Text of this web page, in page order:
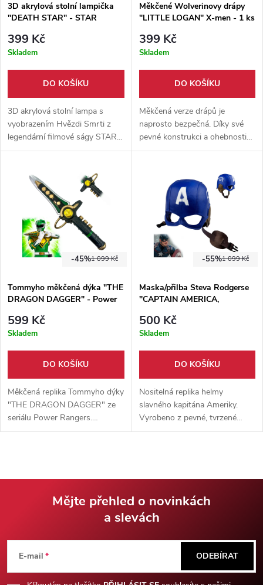
3D akrylová stolní lampička
"DEATH STAR" - STAR
399 Kč
Skladem
DO KOŠÍKU
3D akrylová stolní lampa s
vyobrazením Hvězdi Smrti z
legendární filmové ságy STAR
WARS. V balení naleznete
dálkový ovladač a napájecí
Měkčené Wolverinovy drápy
"LITTLE LOGAN" X-men - 1 ks
399 Kč
Skladem
DO KOŠÍKU
Měkčená verze drápů je
naprosto bezpečná. Díky své
pevné konstrukci a ohebnosti
se Vám jen tak
hlavně laminátové jádro.
1 099 Kč
-45%
Tommyho měkčená dýka "THE
DRAGON DAGGER" - Power
599 Kč
Skladem
DO KOŠÍKU
Měkčená replika Tommyho dýky
"THE DRAGON DAGGER" ze
seriálu Power Rangers.
Vyrobena z foam pěny, lehká,
1 099 Kč
-55%
Maska/přilba Steva Rodgerse
"CAPTAIN AMERICA,
500 Kč
Skladem
DO KOŠÍKU
Nositelná replika helmy
slavného kapitána Ameriky.
Vyrobeno z pevné, tvrzené
pryskyřice. Vhodné jako
Mějte přehled o novinkách
a slevách
E-mail ODEBÍRAT